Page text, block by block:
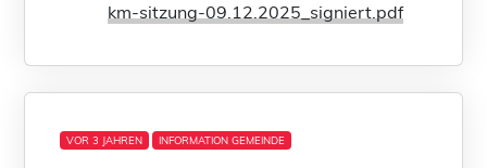
km-sitzung-09.12.2025_signiert.pdf
VOR 3 JAHREN INFORMATION GEMEINDE